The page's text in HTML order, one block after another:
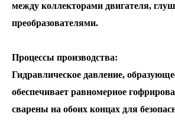
между коллекторами двигателя,
преобразователями.
Процессы производства:
Гидравлическое давление,
обеспечивает равномерное
сварены на обоих концах для